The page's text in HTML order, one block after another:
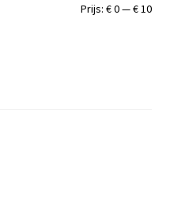
Min.
Prijs:€ 0—€ 10